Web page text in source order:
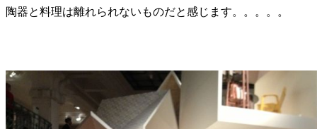
陶器と料理は離れられないものだと感じます。。。。。